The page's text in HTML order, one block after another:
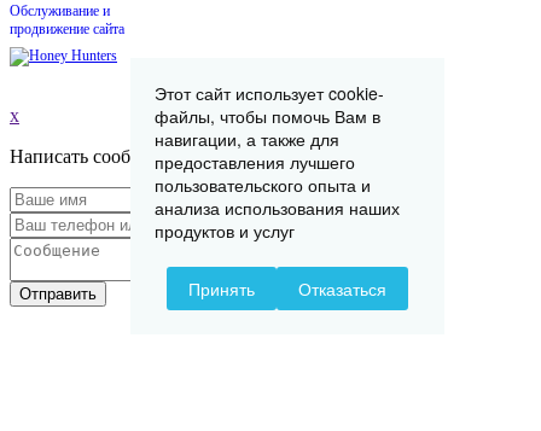
Обслуживание и
продвижение сайта
x
Написать сообщение
Отправить
Этот сайт использует cookie-
файлы, чтобы помочь Вам в
навигации, а также для
предоставления лучшего
пользовательского опыта и
анализа использования наших
продуктов и услуг
Принять Отказаться